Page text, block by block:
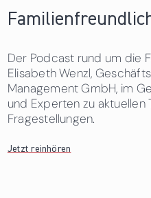
Der Podcast rund um die
Elisabeth Wenzl,
Management GmbH, im
und Experten zu aktuellen
Fragestellungen.
Jetzt reinhören